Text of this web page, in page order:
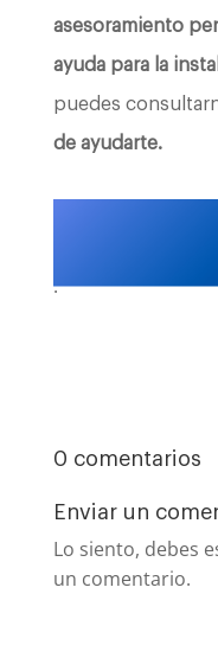
asesoramiento
ayuda para la
puedes
de ayudarte.
.
0 comentarios
Enviar un
Lo siento, debes
un comentario.